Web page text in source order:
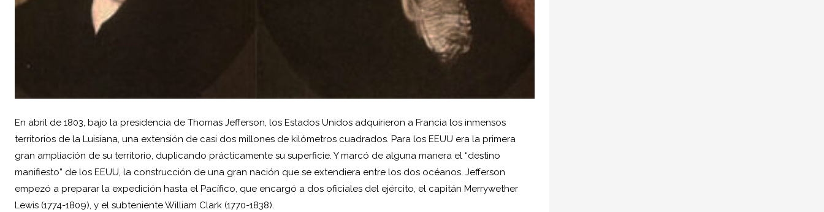
En abril de 1803, bajo la presidencia de Thomas Jefferson, los Estados Unidos adquirieron a Francia los inmensos
territorios de la Luisiana, una extensión de casi dos millones de kilómetros cuadrados. Para los EEUU era la primera
gran ampliación de su territorio, duplicando prácticamente su superficie. Y marcó de alguna manera el “destino
manifiesto” de los EEUU, la construcción de una gran nación que se extendiera entre los dos océanos. Jefferson
empezó a preparar la expedición hasta el Pacífico, que encargó a dos oficiales del ejército, el capitán Merrywether
Lewis (1774-1809), y el subteniente William Clark (1770-1838).